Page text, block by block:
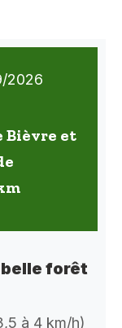
2026
Bièvre et
forêt
à 4 km/h)